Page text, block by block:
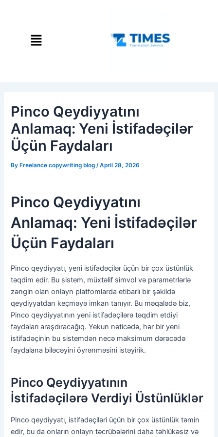
Menu
Pinco Qeydiyyatını
Anlamaq: Yeni İstifadəçilər
Üçün Faydaları
By Freelance copywriting blog/April 28, 2026
Pinco Qeydiyyatını
Anlamaq: Yeni İstifadəçilər
Üçün Faydaları
Pinco qeydiyyatı, yeni istifadəçilər üçün bir çox üstünlük
təqdim edir. Bu sistem, müxtəlif simvol və parametrlərlə
zəngin olan onlayn platfomlarda etibarlı bir şəkildə
qeydiyyatdan keçməyə imkan tanıyır. Bu məqalədə biz,
Pinco qeydiyyatının yeni istifadəçilərə təqdim etdiyi
faydaları araşdıracağıq. Yekun nəticədə, hər bir yeni
istifadəçinin bu sistemdən necə maksimum dərəcədə
faydalana biləcəyini öyrənməsini istəyirik.
Pinco Qeydiyyatının
İstifadəçilərə Verdiyi Üstünlüklər
Pinco qeydiyyatı, istifadəçiləri üçün bir çox üstünlük təmin
edir, bu da onların onlayn təcrübələrini daha təhlükəsiz və